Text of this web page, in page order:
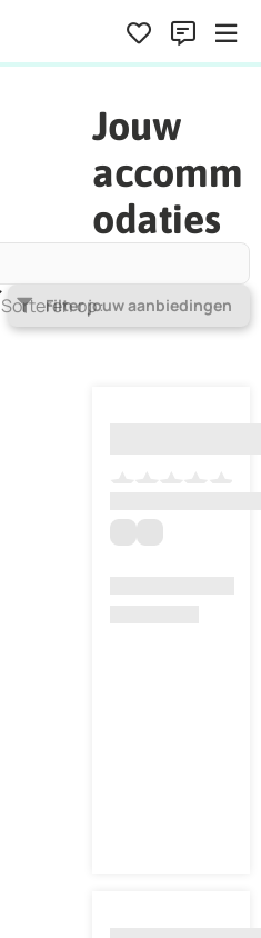
Jouw
accomm
odaties
Filter jouw aanbiedingen
Sorteren op Populariteit